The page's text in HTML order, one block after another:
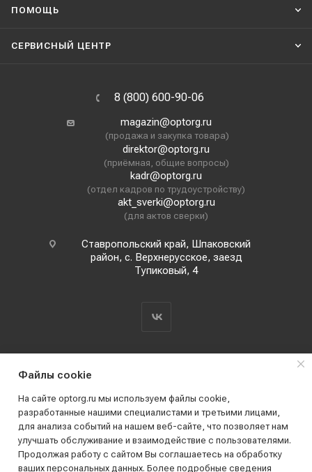
ПОМОЩЬ
СЕРВИСНЫЙ ЦЕНТР
8 (800) 600-90-06
magazin@optorg.ru
(продажа и закупка товара)
direktor@optorg.ru
(приёмная, общие вопросы)
kadr@optorg.ru
(отдел кадров по трудоустройству)
akt_sverki@optorg.ru
(для актов сверки)
Ставропольский край, Шпаковский
район, с. Верхнерусское, заезд
Тупиковый, 4
2019 - 2026 © АО КПК "Ставропольстройопторг"
Все права защищены
Файлы cookie
На сайте optorg.ru мы используем файлы cookie,
разработанные нашими специалистами и третьими лицами,
для анализа событий на нашем веб-сайте, что позволяет нам
улучшать обслуживание и взаимодействие с пользователями.
Продолжая работу с сайтом Вы соглашаетесь на обработку
ваших персональных данных. Более подробные сведения